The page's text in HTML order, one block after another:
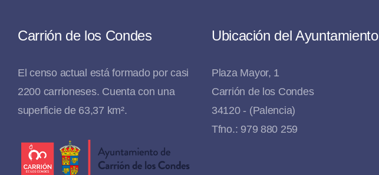
Carrión de los Condes
El censo actual está formado por casi
2200 carrioneses. Cuenta con una
superficie de 63,37 km².
Ubicación del Ayuntamiento
Plaza Mayor, 1
Carrión de los Condes
34120 - (Palencia)
Tfno.: 979 880 259